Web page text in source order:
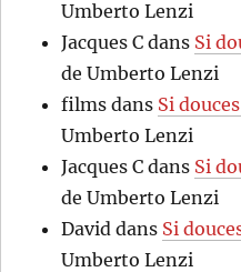
Umberto Lenzi
Jacques C dans Si
de Umberto Lenzi
films dans Si
Umberto Lenzi
Jacques C dans Si
de Umberto Lenzi
David dans Si
Umberto Lenzi